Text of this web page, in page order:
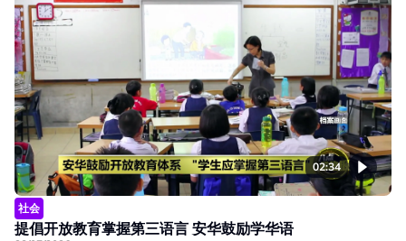
02:34
社会
提倡开放教育掌握第三语言 安华鼓励学华语